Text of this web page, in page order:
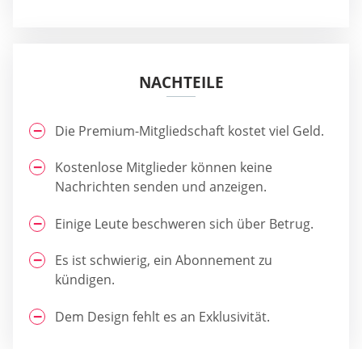
NACHTEILE
Die Premium-Mitgliedschaft kostet viel Geld.
Kostenlose Mitglieder können keine
Nachrichten senden und anzeigen.
Einige Leute beschweren sich über Betrug.
Es ist schwierig, ein Abonnement zu
kündigen.
Dem Design fehlt es an Exklusivität.